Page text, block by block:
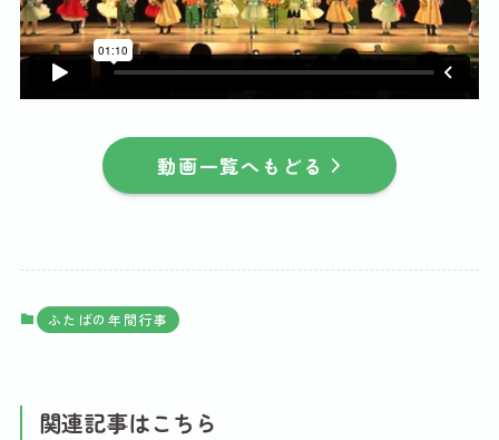
動画一覧へもどる
ふたばの年間行事
関連記事はこちら